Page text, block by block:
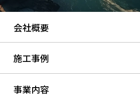
会社概要
施工事例
事業内容